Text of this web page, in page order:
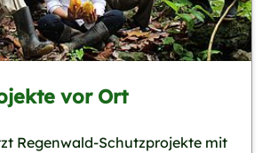
vor Ort
Regenwald-Schutzprojekte mit